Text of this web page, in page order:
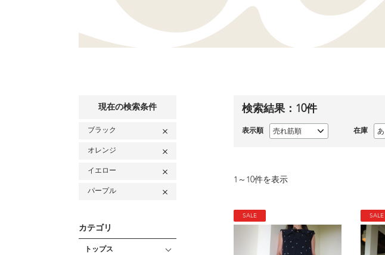
現在の検索条件
ブラック
オレンジ
イエロー
パープル
カテゴリ
トップス
検索結果： 10件
表示順 在庫
1 ～ 10件を表示
SALE SALE